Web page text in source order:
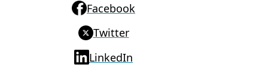
Facebook
Twitter
LinkedIn